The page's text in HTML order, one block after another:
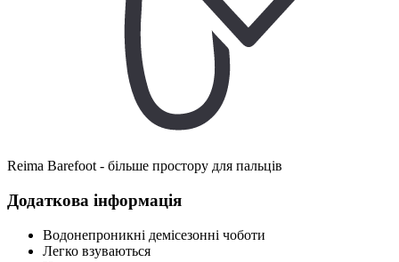
Reima Barefoot - більше простору для пальців
Додаткова інформація
Водонепроникні демісезонні чоботи
Легко взуваються